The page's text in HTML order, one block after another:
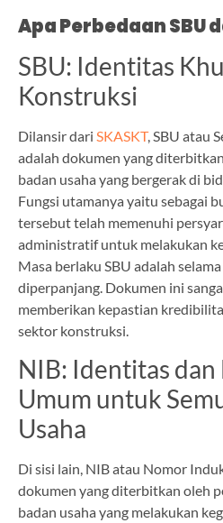
Apa Perbedaan SBU
SBU: Identitas
Konstruksi
Dilansir dari SKASKT, SBU atau
adalah dokumen yang
badan usaha yang bergerak di
Fungsi utamanya yaitu sebagai
tersebut telah memenuhi
administratif untuk melakukan
Masa berlaku SBU adalah
diperpanjang. Dokumen ini
memberikan kepastian
sektor konstruksi.
NIB: Identitas dan
Umum untuk
Usaha
Di sisi lain, NIB atau Nomor
dokumen yang diterbitkan oleh
badan usaha yang melakukan